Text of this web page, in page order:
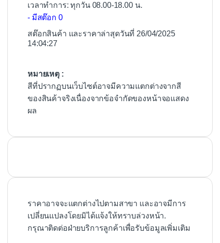
เวลาทำการ: ทุกวัน 08.00-18.00 น.
- มีสต๊อก 0
สต๊อกสินค้า และราคาล่าสุดวันที่ 26/04/2025
14:04:27
หมายเหตุ :
สีที่ปรากฏบนเว็บไซต์อาจมีความแตกต่างจากสี
ของสินค้าจริงเนื่องจากข้อจำกัดของหน้าจอแสดง
ผล
ราคาอาจจะแตกต่างไปตามสาขา และอาจมีการ
เปลี่ยนแปลงโดยมิได้แจ้งให้ทราบล่วงหน้า.
กรุณาติดต่อฝ่ายบริการลูกค้าเพื่อรับข้อมูลเพิ่มเติม